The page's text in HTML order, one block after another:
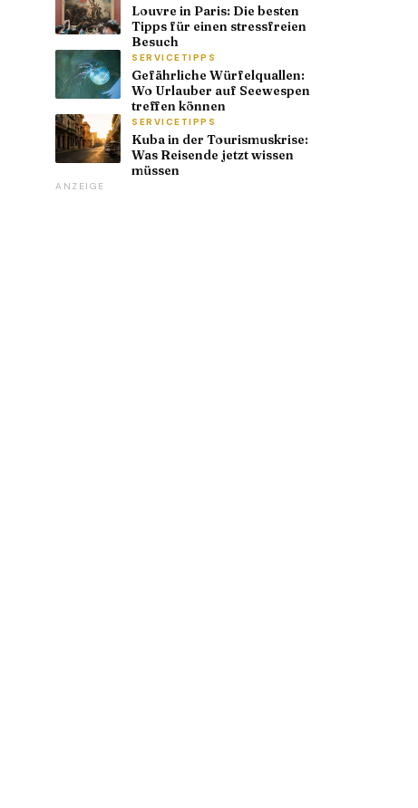
Louvre in Paris: Die besten
Tipps für einen stressfreien
Besuch
SERVICETIPPS
Gefährliche Würfelquallen:
Wo Urlauber auf Seewespen
treffen können
SERVICETIPPS
Kuba in der Tourismuskrise:
Was Reisende jetzt wissen
müssen
ANZEIGE